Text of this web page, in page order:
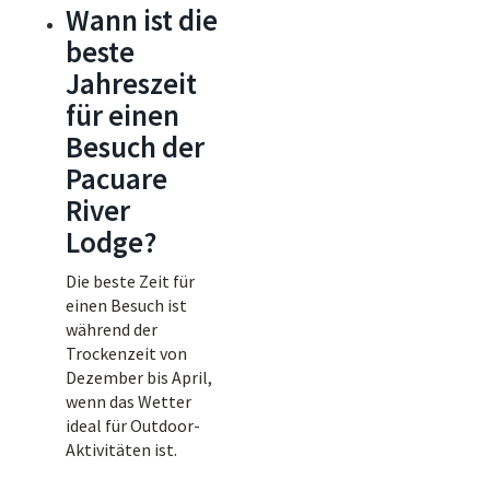
Wann ist die
beste
Jahreszeit
für einen
Besuch der
Pacuare
River
Lodge?
Die beste Zeit für
einen Besuch ist
während der
Trockenzeit von
Dezember bis April,
wenn das Wetter
ideal für Outdoor-
Aktivitäten ist.